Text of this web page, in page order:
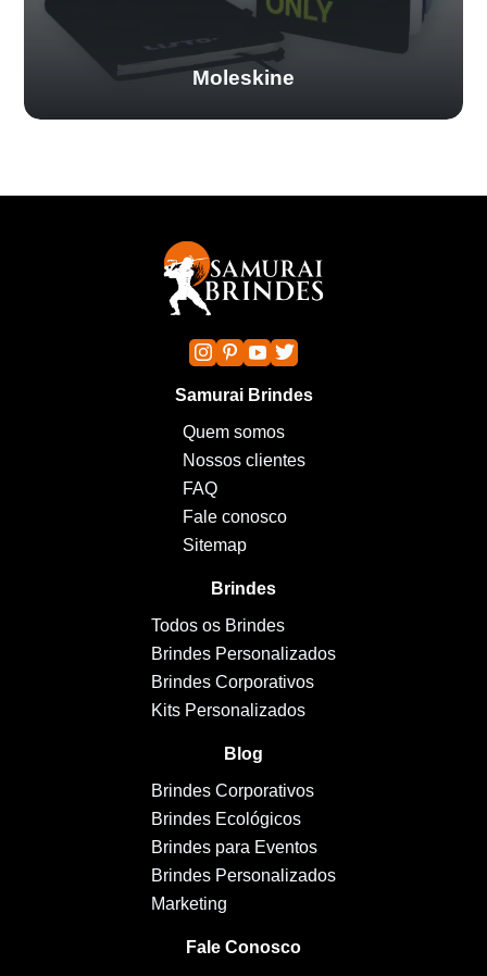
Moleskine
Samurai Brindes
Quem somos
Nossos clientes
FAQ
Fale conosco
Sitemap
Brindes
Todos os Brindes
Brindes Personalizados
Brindes Corporativos
Kits Personalizados
Blog
Brindes Corporativos
Brindes Ecológicos
Brindes para Eventos
Brindes Personalizados
Marketing
Fale Conosco